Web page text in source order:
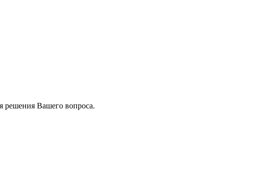
решения Вашего вопроса.